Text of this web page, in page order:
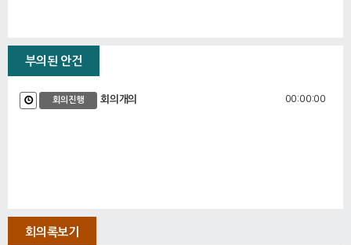
부의된 안건
회의진행 회의개의 00:00:00
회의록보기